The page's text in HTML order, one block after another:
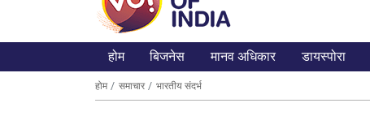
होम बिजनेस मानव अधिकार डायस्पोरा
होम समाचार भारतीय संदर्भ